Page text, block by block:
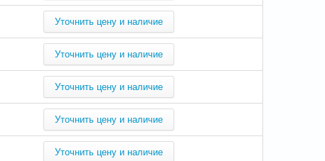
Уточнить цену и наличие
Уточнить цену и наличие
Уточнить цену и наличие
Уточнить цену и наличие
Уточнить цену и наличие